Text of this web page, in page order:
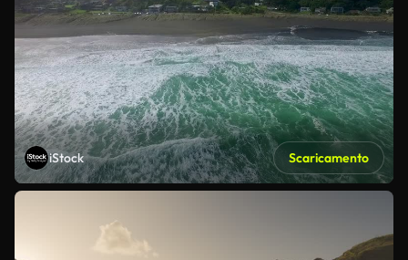
iStock Scaricamento